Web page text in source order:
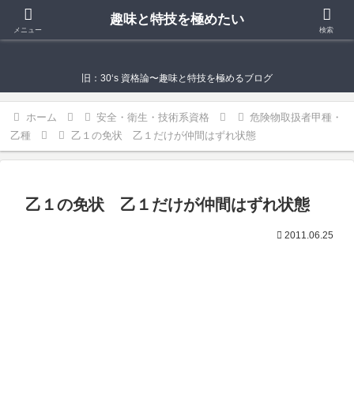
趣味と特技を極めたい
旧：30‘s 資格論〜趣味と特技を極めるブログ
ホーム 安全・衛生・技術系資格
危険物取扱者甲種・
乙種
乙１の免状 乙１だけが仲間はずれ状態
乙１の免状 乙１だけが仲間はずれ状態
2011.06.25
メニュー
趣味と特技を極めたい
検索